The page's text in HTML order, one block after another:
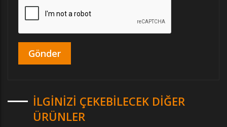
İLGINIZI ÇEKEBILECEK DIĞER
ÜRÜNLER